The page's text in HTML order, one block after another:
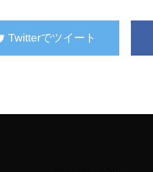
Twitterでツイート